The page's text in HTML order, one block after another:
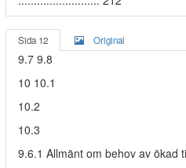
Sida 12 Original
9.7 9.8
10 10.1
10.2
10.3
9.6.1 Allmänt om behov av ökad